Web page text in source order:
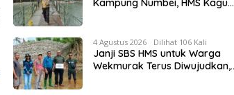
Kampung Numbei, HMS Kagum
Rampung
4 Agustus 2026 Dilihat 106 Kali
Janji SBS HMS untuk Warga
Wekmurak Terus Diwujudkan,